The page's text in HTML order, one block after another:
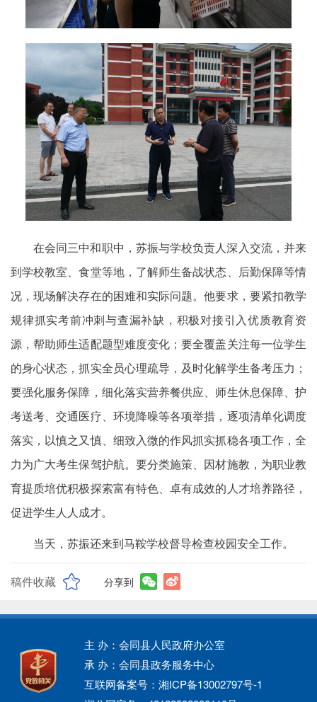
在会同三中和职中，苏振与学校负责人深入交流，并来
到学校教室、食堂等地，了解师生备战状态、后勤保障等情
况，现场解决存在的困难和实际问题。他要求，要紧扣教学
规律抓实考前冲刺与查漏补缺，积极对接引入优质教育资
源，帮助师生适配题型难度变化；要全覆盖关注每一位学生
的身心状态，抓实全员心理疏导，及时化解学生备考压力；
要强化服务保障，细化落实营养餐供应、师生休息保障、护
考送考、交通医疗、环境降噪等各项举措，逐项清单化调度
落实，以慎之又慎、细致入微的作风抓实抓稳各项工作，全
力为广大考生保驾护航。要分类施策、因材施教，为职业教
育提质培优积极探索富有特色、卓有成效的人才培养路径，
促进学生人人成才。
当天，苏振还来到马鞍学校督导检查校园安全工作。
稿件收藏 分享到
主 办：会同县人民政府办公室
承 办：会同县政务服务中心
互联网备案号：湘ICP备13002797号-1